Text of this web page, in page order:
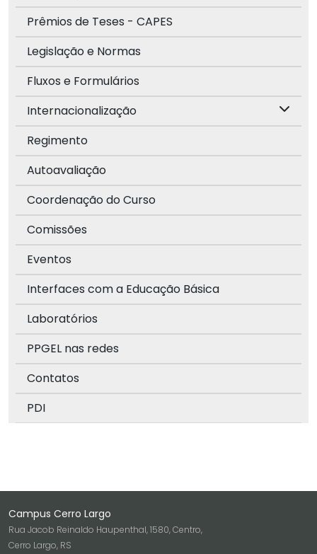
Prêmios de Teses - CAPES
Legislação e Normas
Fluxos e Formulários
Internacionalização
Regimento
Autoavaliação
Coordenação do Curso
Comissões
Eventos
Interfaces com a Educação Básica
Laboratórios
PPGEL nas redes
Contatos
PDI
Campus Cerro Largo
Rua Jacob Reinaldo Haupenthal, 1580, Centro,
Cerro Largo, RS